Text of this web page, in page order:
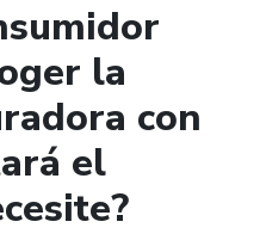
la
con
el